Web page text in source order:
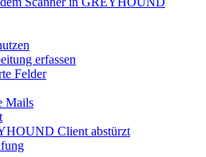
erfassen
Felder
Mails
Client abstürzt